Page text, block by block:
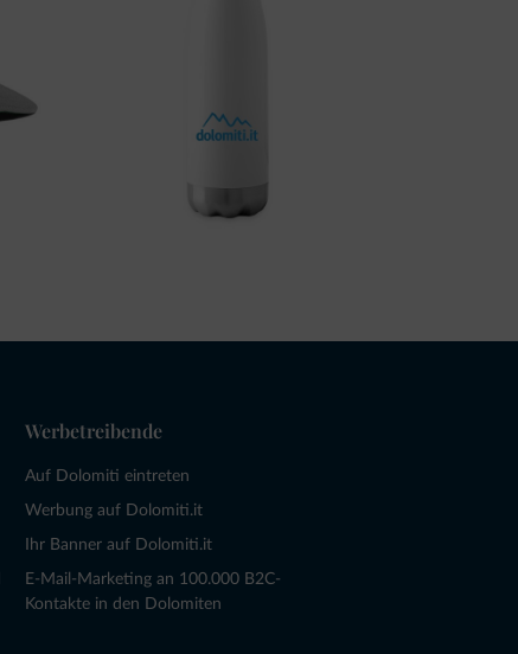
Werbetreibende
Auf Dolomiti eintreten
Werbung auf Dolomiti.it
Ihr Banner auf Dolomiti.it
E-Mail-Marketing an 100.000 B2C-
Kontakte in den Dolomiten